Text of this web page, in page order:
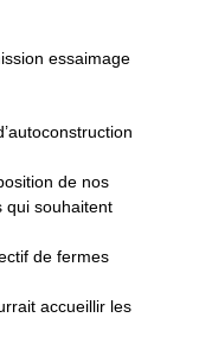
essaimage
de nos
qui souhaitent
de fermes
accueillir les